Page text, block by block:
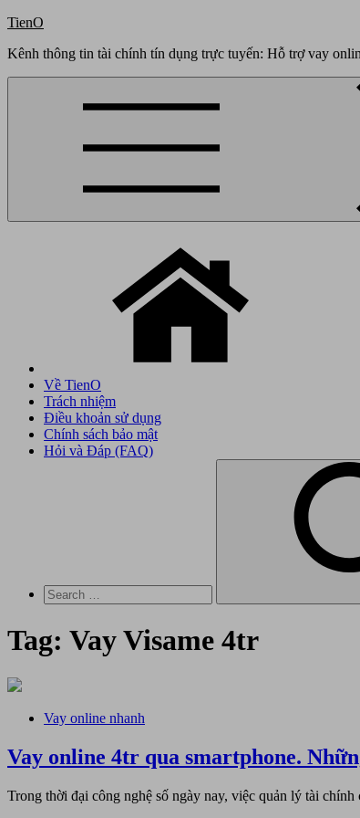
Skip
content
TienO
Kênh thông tin tài chính tín dụng trực tuyến: Hỗ trợ vay
Về TienO
Trách nhiệm
Điều khoản sử dụng
Chính sách bảo mật
Hỏi và Đáp (FAQ)
Tag: Vay Visame 4tr
Vay online nhanh
Vay online 4tr qua smartphone.
Trong thời đại công nghệ số ngày nay, việc quản lý tài